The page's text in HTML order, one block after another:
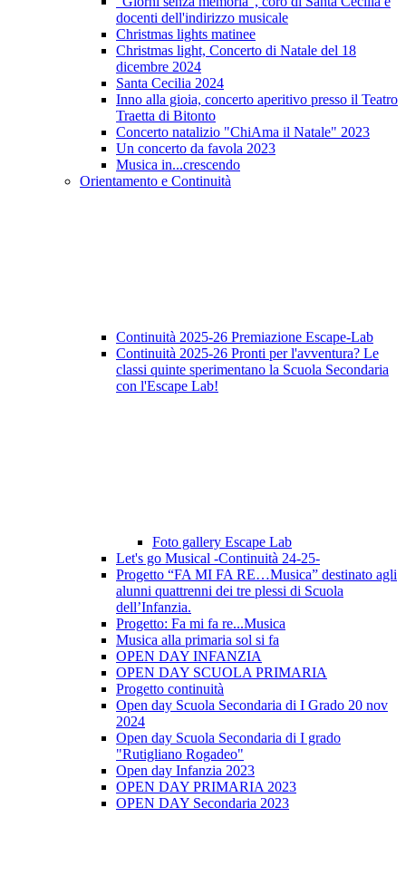
docenti dell'indirizzo musicale
Christmas lights matinee
Christmas light, Concerto di Natale del 18
dicembre 2024
Santa Cecilia 2024
Inno alla gioia, concerto aperitivo presso il Teatro
Traetta di Bitonto
Concerto natalizio "ChiAma il Natale" 2023
Un concerto da favola 2023
Musica in...crescendo
Orientamento e Continuità
Continuità 2025-26 Premiazione Escape-Lab
Continuità 2025-26 Pronti per l'avventura? Le
classi quinte sperimentano la Scuola Secondaria
con l'Escape Lab!
Foto gallery Escape Lab
Let's go Musical -Continuità 24-25-
Progetto “FA MI FA RE…Musica” destinato agli
alunni quattrenni dei tre plessi di Scuola
dell’Infanzia.
Progetto: Fa mi fa re...Musica
Musica alla primaria sol si fa
OPEN DAY INFANZIA
OPEN DAY SCUOLA PRIMARIA
Progetto continuità
Open day Scuola Secondaria di I Grado 20 nov
2024
Open day Scuola Secondaria di I grado
"Rutigliano Rogadeo"
Open day Infanzia 2023
OPEN DAY PRIMARIA 2023
OPEN DAY Secondaria 2023